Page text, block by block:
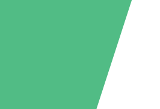
5 Nedladdningar
US$